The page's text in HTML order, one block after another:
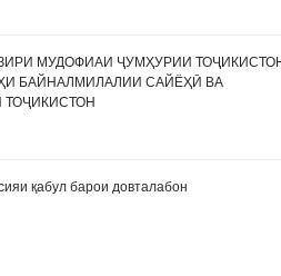
МУДОФИАИ ҶУМҲУРИИ
БАЙНАЛМИЛАЛИИ САЙЁҲӢ ВА
қабул барои довталабон